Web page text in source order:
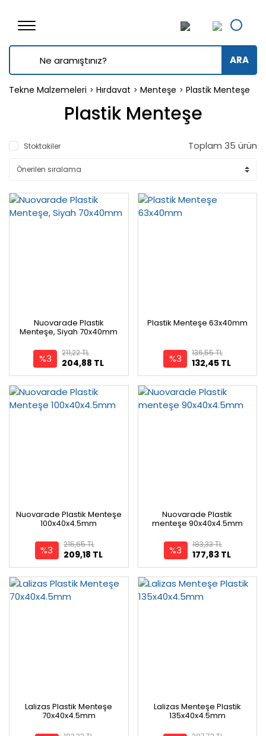
ARA
Tekne Malzemeleri Hırdavat Menteşe Plastik Menteşe
Plastik Menteşe
Stoktakiler Toplam 35 ürün
Nuovarade Plastik
Menteşe, Siyah 70x40mm
%3 204,88 TL
211,22 TL
Plastik Menteşe 63x40mm
%3 132,45 TL
136,55 TL
Nuovarade Plastik Menteşe
100x40x4.5mm
%3 209,18 TL
215,65 TL
Nuovarade Plastik
menteşe 90x40x4.5mm
%3 177,83 TL
183,33 TL
Lalizas Plastik Menteşe
70x40x4.5mm
Lalizas Menteşe Plastik
135x40x4.5mm